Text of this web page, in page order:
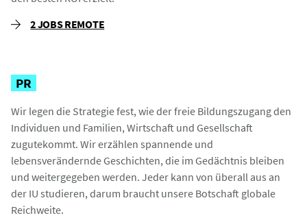
2 JOBS REMOTE
PR
Wir legen die Strategie fest, wie der freie Bildungszugang den
Individuen und Familien, Wirtschaft und Gesellschaft
zugutekommt. Wir erzählen spannende und
lebensverändernde Geschichten, die im Gedächtnis bleiben
und weitergegeben werden. Jeder kann von überall aus an
der IU studieren, darum braucht unsere Botschaft globale
Reichweite.